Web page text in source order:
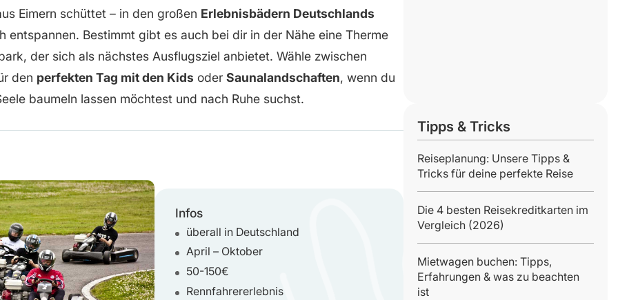
Eimern schüttet – in den großen Erlebnisbädern Deutschlands
entspannen. Bestimmt gibt es auch bei dir in der Nähe eine Therme
der sich als nächstes Ausflugsziel anbietet. Wähle zwischen
den perfekten Tag mit den Kids oder Saunalandschaften, wenn du
baumeln lassen möchtest und nach Ruhe suchst.
Infos
überall in Deutschland
April – Oktober
50-150€
Rennfahrererlebnis
Tipps & Tricks
Reiseplanung: Unsere Tipps &
Tricks für deine perfekte Reise
Die 4 besten Reisekreditkarten im
Vergleich (2026)
Mietwagen buchen: Tipps,
Erfahrungen & was zu beachten
ist